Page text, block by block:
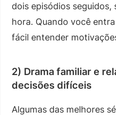
dois episódios seguidos,
hora. Quando você
fácil entender
2) Drama familiar e
decisões difíceis
Algumas das melhores